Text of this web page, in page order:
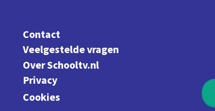
Contact
Veelgestelde vragen
Over Schooltv.nl
Privacy
Cookies